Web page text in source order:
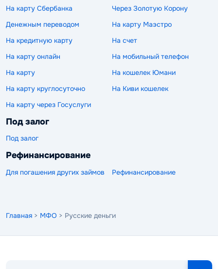
На карту Сбербанка
Через Золотую Корону
Денежным переводом
На карту Маэстро
На кредитную карту
На счет
На карту онлайн
На мобильный телефон
На карту
На кошелек Юмани
На карту круглосуточно
На Киви кошелек
На карту через Госуслуги
Под залог
Под залог
Рефинансирование
Для погашения других займов Рефинансирование
Главная > МФО > Русские деньги